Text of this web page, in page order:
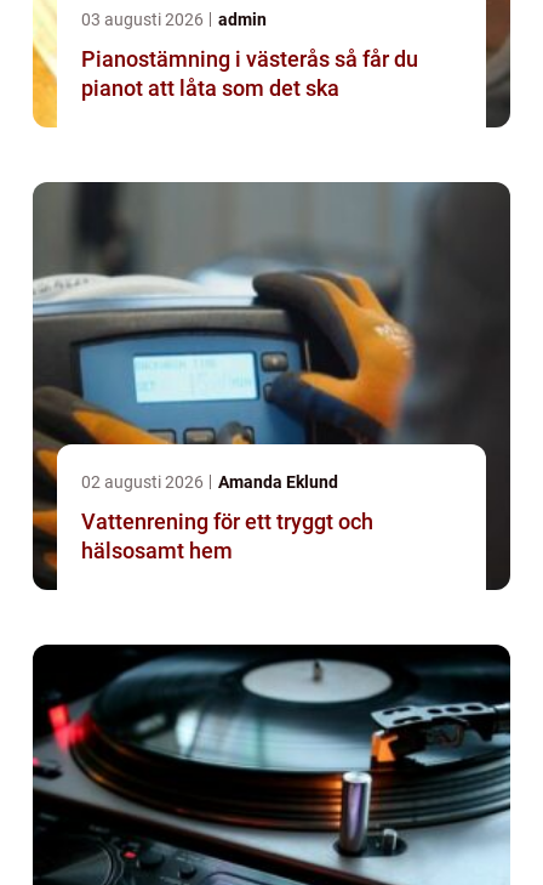
03 augusti 2026 admin
Pianostämning i västerås så får du
pianot att låta som det ska
02 augusti 2026 Amanda Eklund
Vattenrening för ett tryggt och
hälsosamt hem